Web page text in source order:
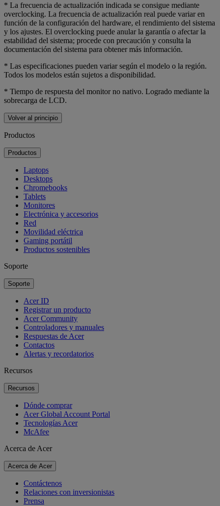
* La frecuencia de actualización indicada se consigue mediante
overclocking. La frecuencia de actualización real puede variar en
función de la configuración del hardware, el rendimiento del sistema
y los ajustes. El overclocking puede anular la garantía o afectar la
estabilidad del sistema; procede con precaución y consulta la
documentación del sistema para obtener más información.
* Las especificaciones pueden variar según el modelo o la región.
Todos los modelos están sujetos a disponibilidad.
* Tiempo de respuesta del monitor no nativo. Logrado mediante la
sobrecarga de LCD.
Volver al principio
Productos
Productos
Laptops
Desktops
Chromebooks
Tablets
Monitores
Electrónica y accesorios
Red
Movilidad eléctrica
Gaming portátil
Productos sostenibles
Soporte
Soporte
Acer ID
Registrar un producto
Acer Community
Controladores y manuales
Respuestas de Acer
Contactos
Alertas y recordatorios
Recursos
Recursos
Dónde comprar
Acer Global Account Portal
Tecnologías Acer
McAfee
Acerca de Acer
Acerca de Acer
Contáctenos
Relaciones con inversionistas
Prensa